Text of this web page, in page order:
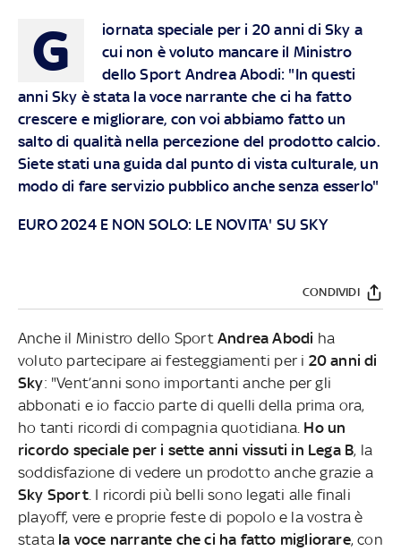
G
iornata speciale per i 20 anni di Sky a
cui non è voluto mancare il Ministro
dello Sport Andrea Abodi: "In questi
anni Sky è stata la voce narrante che ci ha fatto
crescere e migliorare, con voi abbiamo fatto un
salto di qualità nella percezione del prodotto calcio.
Siete stati una guida dal punto di vista culturale, un
modo di fare servizio pubblico anche senza esserlo"
EURO 2024 E NON SOLO: LE NOVITA' SU SKY
CONDIVIDI
Anche il Ministro dello Sport Andrea Abodi ha
voluto partecipare ai festeggiamenti per i 20 anni di
Sky: "Vent’anni sono importanti anche per gli
abbonati e io faccio parte di quelli della prima ora,
ho tanti ricordi di compagnia quotidiana. Ho un
ricordo speciale per i sette anni vissuti in Lega B, la
soddisfazione di vedere un prodotto anche grazie a
Sky Sport. I ricordi più belli sono legati alle finali
playoff, vere e proprie feste di popolo e la vostra è
statala voce narrante che ci ha fatto migliorare, con